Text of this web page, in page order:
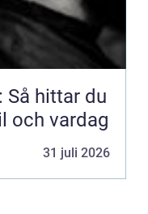
Så hittar du
och vardag
31 juli 2026